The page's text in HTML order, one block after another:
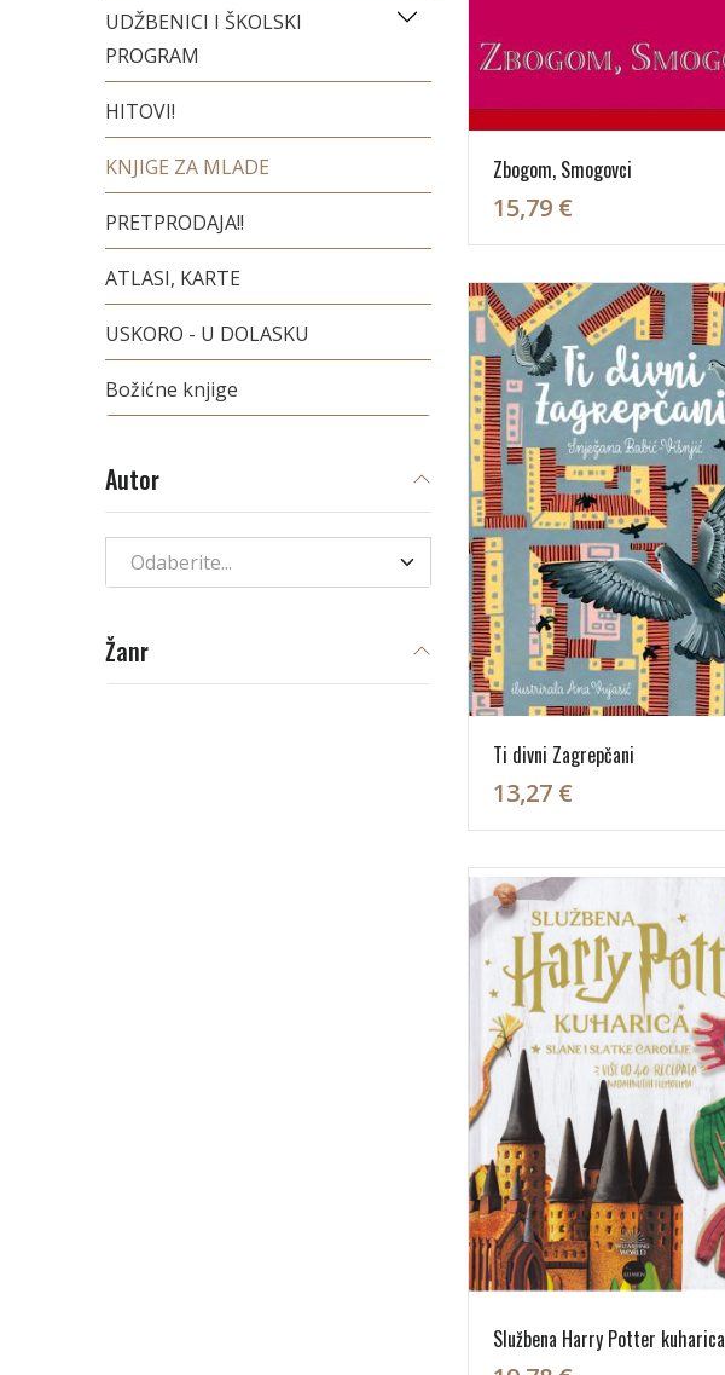
Zbogom, Smogovci
15,79 €
Ti divni Zagrepčani
13,27 €
Službena Harry Potter kuharica
UDŽBENICI I ŠKOLSKI
PROGRAM
HITOVI!
KNJIGE ZA MLADE
PRETPRODAJA!!
ATLASI, KARTE
USKORO - U DOLASKU
Božićne knjige
Autor
Odaberite...
Žanr